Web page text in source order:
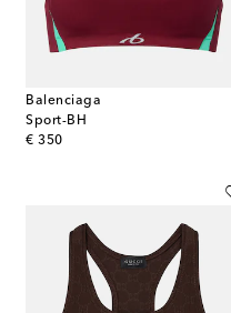
Balenciaga
Sport-BH
€ 350
original price